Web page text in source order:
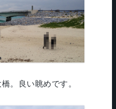
。良い眺めです。